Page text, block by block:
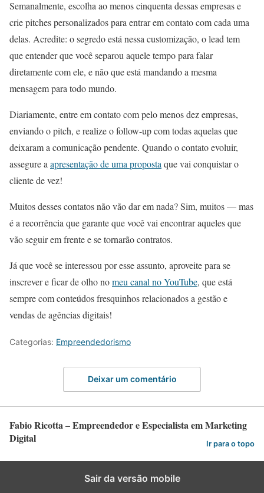
Semanalmente, escolha ao menos cinquenta dessas empresas e
crie pitches personalizados para entrar em contato com cada uma
delas. Acredite: o segredo está nessa customização, o lead tem
que entender que você separou aquele tempo para falar
diretamente com ele, e não que está mandando a mesma
mensagem para todo mundo.
Diariamente, entre em contato com pelo menos dez empresas,
enviando o pitch, e realize o follow-up com todas aquelas que
deixaram a comunicação pendente. Quando o contato evoluir,
assegure a apresentação de uma proposta que vai conquistar o
cliente de vez!
Muitos desses contatos não vão dar em nada? Sim, muitos — mas
é a recorrência que garante que você vai encontrar aqueles que
vão seguir em frente e se tornarão contratos.
Já que você se interessou por esse assunto, aproveite para se
inscrever e ficar de olho nomeu canal no YouTube, que está
sempre com conteúdos fresquinhos relacionados a gestão e
vendas de agências digitais!
Categorias: Empreendedorismo
Deixar um comentário
Fabio Ricotta – Empreendedor e Especialista em Marketing
Digital
Ir para o topo
Sair da versão mobile